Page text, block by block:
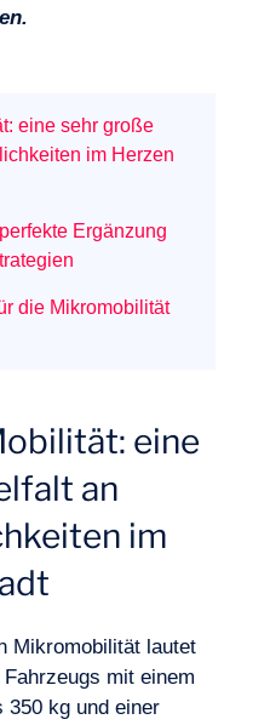
eine sehr große
im Herzen
Ergänzung
die Mikromobilität
eine
an
im
Mikromobilität lautet
mit einem
350 kg und einer